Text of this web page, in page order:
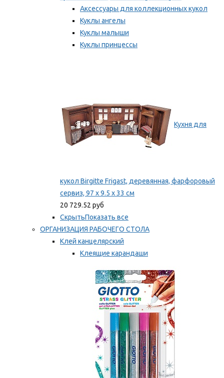
Аксессуары для коллекционных кукол
Куклы ангелы
Куклы малыши
Куклы принцессы
Кухня для
кукол Birgitte Frigast, деревянная, фарфоровый
сервиз, 97 x 9.5 x 33 см
20 729.52 руб
СкрытьПоказать все
ОРГАНИЗАЦИЯ РАБОЧЕГО СТОЛА
Клей канцелярский
Клеящие карандаши
Мы рекомендуем